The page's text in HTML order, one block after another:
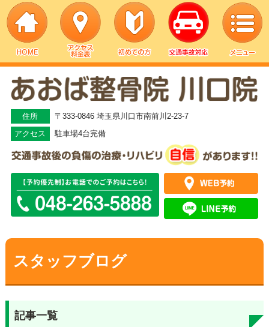
▼
▼
▼
住所
〒333-0846 埼玉県川口市南前川2-23-7
アクセス
駐車場4台完備
スタッフブログ
記事一覧